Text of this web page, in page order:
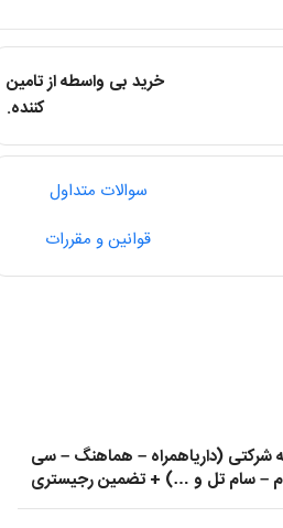
خرید بی واسطه از تامین
کننده.
سوالات متداول
قوانین و مقررات
18 ماهه شرکتی (داریاهمراه – هماهنگ – سی
– سام تل و …) + تضمین رجیستری